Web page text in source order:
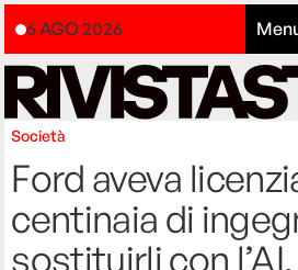
6 AGO 2026
Società
Ford aveva
centinaia di
sostituirli con